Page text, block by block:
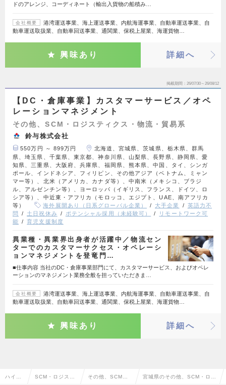
ドのアレンジ、コーディネート（輸出入貨物の船積み…
会社概要
港湾運送事業、海上運送事業、内航海運事業、自動車運送事業、自
動車運送取扱業、自動車回送事業、通関業、保税上屋業、海運貨物…
興味あり 詳細へ
掲載期間 26/07/30～26/08/12
【DC・倉庫事業】カスタマーサービス／オペ
レーションマネジメント
その他、SCM・ロジスティクス・物流・貿易系
鈴与株式会社
550万円 ～ 899万円
北海道、宮城県、茨城県、栃木県、群馬
県、埼玉県、千葉県、東京都、神奈川県、山梨県、長野県、静岡県、愛
知県、三重県、大阪府、兵庫県、福岡県、熊本県、中国、タイ、シンガ
ポール、インドネシア、フィリピン、その他アジア（ベトナム、ミャン
マー等）、北米（アメリカ、カナダ等）、中南米（メキシコ、ブラジ
ル、アルゼンチン等）、ヨーロッパ（イギリス、フランス、ドイツ、ロ
シア等）、中近東・アフリカ（モロッコ、エジプト、UAE、南アフリカ
等）
海外展開あり（日系グローバル企業） 大手企業
英語力不
問
土日祝休み ポテンシャル採用（未経験可）
リモートワーク可
能
育児支援制度
異業種・異業界出身者が活躍中／物流セン
ターでのカスタマーサクセス・オペレーシ
ョンマネジメントを登竜門…
■仕事内容 当社のDC・倉庫事業部門にて、カスタマーサービス、およびオペレ
ーションのマネジメント業務全般を担っていただきま…
会社概要
港湾運送事業、海上運送事業、内航海運事業、自動車運送事業、自
動車運送取扱業、自動車回送事業、通関業、保税上屋業、海運貨物…
興味あり 詳細へ
ハイク SCM・ロジステ その他、SCM・ 宮城県のその他、SCM・ロジ